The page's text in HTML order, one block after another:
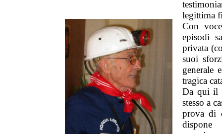
legittima
Con
episodi
privata
suoi
generale
tragica
Da qui il
stesso a
prova di